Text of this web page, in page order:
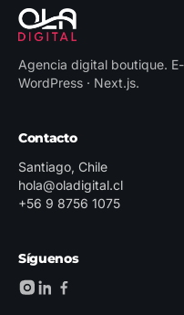
Agencia digital boutique.
WordPress · Next.js.
Contacto
Santiago, Chile
hola@oladigital.cl
+56 9 8756 1075
Síguenos